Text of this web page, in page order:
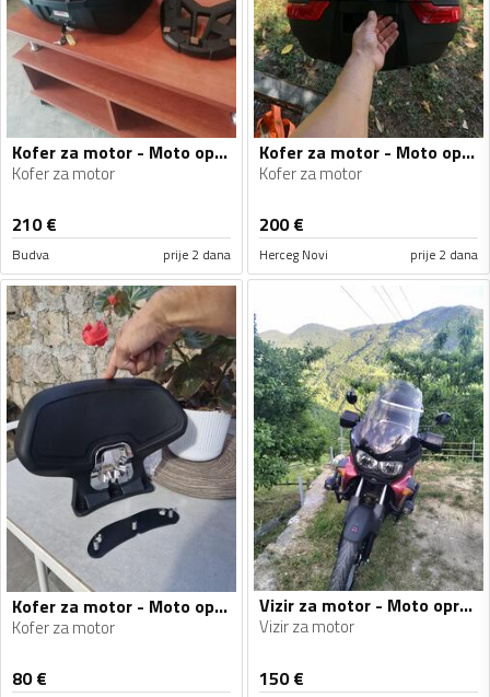
Kofer za motor - Moto oprema
Kofer za motor
210€
Budva prije 2 dana
Kofer za motor - Moto oprema
Kofer za motor
200€
Herceg Novi prije 2 dana
Kofer za motor - Moto oprema
Kofer za motor
80€
Vizir za motor - Moto oprema
Vizir za motor
150€